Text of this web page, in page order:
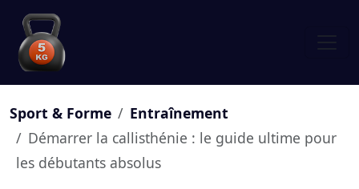
Sport & Forme
Entraînement
Démarrer la callisthénie : le guide ultime pour
les débutants absolus